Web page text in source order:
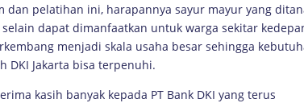
dan pelatihan ini, harapannya sayur mayur yang
selain dapat dimanfaatkan untuk warga sekitar
menjadi skala usaha besar sehingga
DKI Jakarta bisa terpenuhi.
kasih banyak kepada PT Bank DKI yang terus